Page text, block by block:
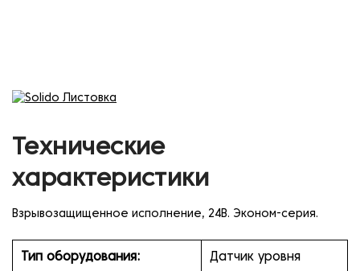
Технические
характеристики
Взрывозащищенное исполнение, 24В. Эконом-серия.
Тип оборудования: Датчик уровня